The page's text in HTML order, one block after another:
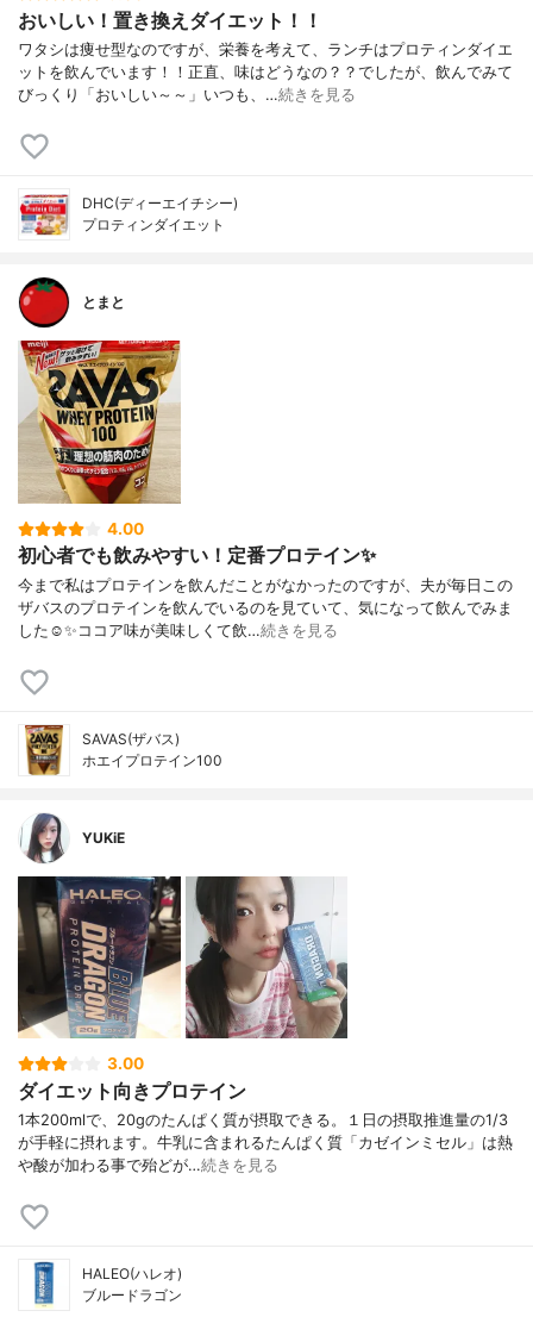
おいしい！置き換えダイエット！！
ワタシは痩せ型なのですが、栄養を考えて、ランチはプロティンダイエ
ットを飲んでいます！！正直、味はどうなの？？でしたが、飲んでみて
びっくり「おいしい～～」いつも、…続きを見る
DHC(ディーエイチシー)
プロティンダイエット
とまと
4.00
初心者でも飲みやすい！定番プロテイン✨
今まで私はプロテインを飲んだことがなかったのですが、夫が毎日この
ザバスのプロテインを飲んでいるのを見ていて、気になって飲んでみま
した☺️✨ココア味が美味しくて飲…続きを見る
SAVAS(ザバス)
ホエイプロテイン100
YUKiE
3.00
ダイエット向きプロテイン
1本200mlで、20gのたんぱく質が摂取できる。１日の摂取推進量の1/3
が手軽に摂れます。牛乳に含まれるたんぱく質「カゼインミセル」は熱
や酸が加わる事で殆どが…続きを見る
HALEO(ハレオ)
ブルードラゴン